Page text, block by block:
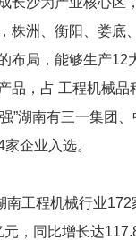
株洲、衡阳、娄底
布局，能够生产12
品，占 工程机械品
”湖南有三一集团
企业入选。
南工程机械行业
，同比增长达